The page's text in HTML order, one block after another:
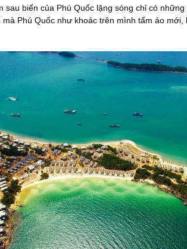
sau biển của Phú Quốc lặng sóng chỉ có
Phú Quốc như khoác trên mình tấm áo